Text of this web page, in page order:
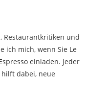
Restaurantkritiken und
ich mich, wenn Sie Le
einladen. Jeder
hilft dabei, neue